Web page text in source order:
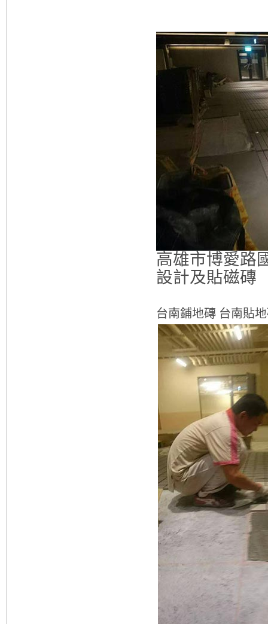
高雄市博愛路
設計及貼磁磚
台南鋪地磚 台南貼